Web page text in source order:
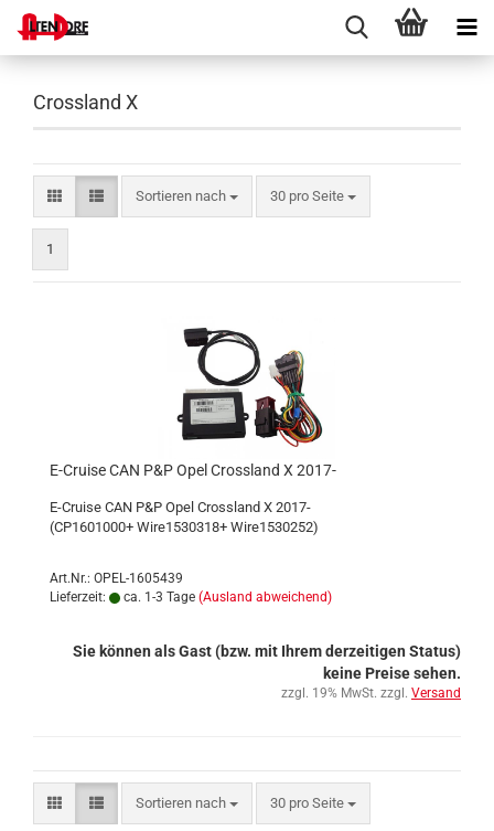
Crossland X
Sortieren nach
Sortieren nach 30 pro Seite
pro Seite
1
E-Cruise CAN P&P Opel Crossland X 2017-
E-Cruise CAN P&P Opel Crossland X 2017-
(CP1601000+ Wire1530318+ Wire1530252)
Art.Nr.: OPEL-1605439
Lieferzeit:
ca. 1-3 Tage (Ausland abweichend)
Sie können als Gast (bzw. mit Ihrem derzeitigen Status)
keine Preise sehen.
zzgl. 19% MwSt. zzgl. Versand
Sortieren nach
Sortieren nach 30 pro Seite
pro Seite